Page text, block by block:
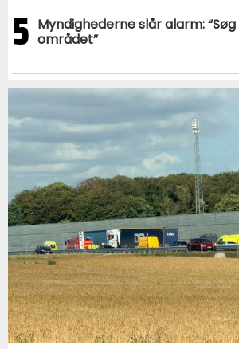
5 Myndighederne slår alarm:
området”